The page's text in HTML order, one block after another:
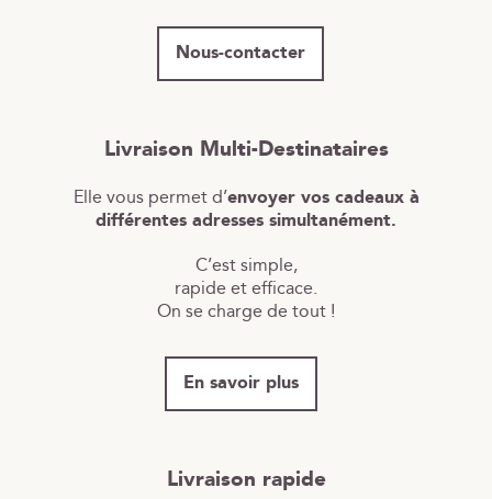
Nous-contacter
Livraison Multi-Destinataires
Elle vous permet d’envoyer vos cadeaux à
différentes adresses simultanément.
C’est simple,
rapide et efficace.
On se charge de tout !
En savoir plus
Livraison rapide